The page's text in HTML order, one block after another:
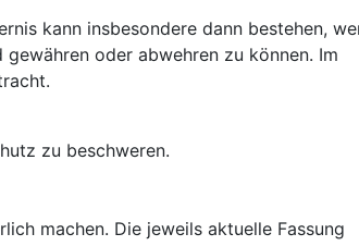
kann insbesondere dann bestehen,
oder abwehren zu können. Im
zu beschweren.
machen. Die jeweils aktuelle Fassung